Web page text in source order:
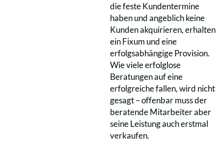
die feste Kundentermine
haben und angeblich keine
Kunden akquirieren, erhalten
ein Fixum und eine
erfolgsabhängige Provision.
Wie viele erfolglose
Beratungen auf eine
erfolgreiche fallen, wird nicht
gesagt – offenbar muss der
beratende Mitarbeiter aber
seine Leistung auch erstmal
verkaufen.